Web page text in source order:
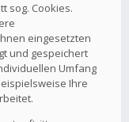
sog. Cookies.
eingesetzten
und gespeichert
Umfang
Ihre